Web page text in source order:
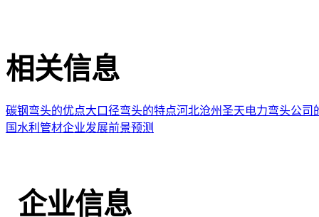
相关信息
碳钢弯头的优点大口径弯头的特点河北沧州圣天电力弯头公司
国水利管材企业发展前景预测
企业信息